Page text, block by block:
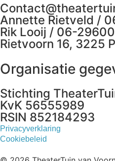
Annette Rietveld /
Rik Looij / 06-
Rietvoorn 16, 3225
Organisatie
Stichting
KvK 56555989
RSIN 852184293
Privacyverklaring
Cookiebeleid